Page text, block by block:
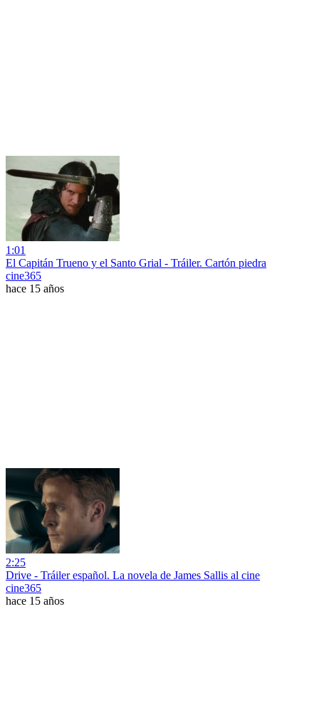
1:01
El Capitán Trueno y el Santo Grial - Tráiler. Cartón piedra
cine365
hace 15 años
2:25
Drive - Tráiler español. La novela de James Sallis al cine
cine365
hace 15 años